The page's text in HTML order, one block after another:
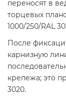
переносят в
торцевых
1000/250/RAL
После
карнизную
крепежа; это
3020.